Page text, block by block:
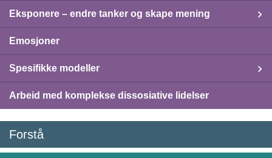
Eksponere – endre tanker og skape mening
Emosjoner
Spesifikke modeller
Arbeid med komplekse dissosiative lidelser
Forstå